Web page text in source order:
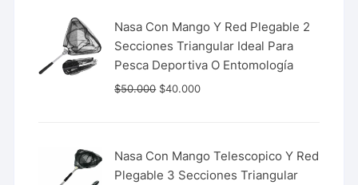
Nasa Con Mango Y Red Plegable 2
Secciones Triangular Ideal Para
Pesca Deportiva O Entomología
$50.000 $40.000
Nasa Con Mango Telescopico Y Red
Plegable 3 Secciones Triangular